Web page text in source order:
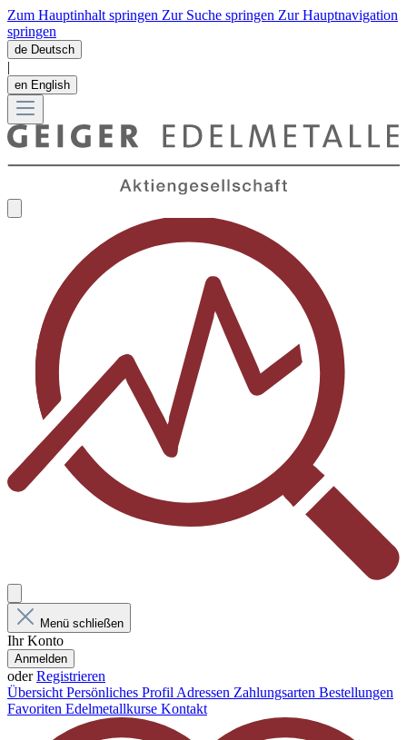
Zum Hauptinhalt springen Zur Suche springen Zur Hauptnavigation
springen
de Deutsch
|
en English
Menü schließen
Ihr Konto
Anmelden
oderRegistrieren
ÜbersichtPersönliches ProfilAdressen Zahlungsarten Bestellungen
Favoriten Edelmetallkurse Kontakt